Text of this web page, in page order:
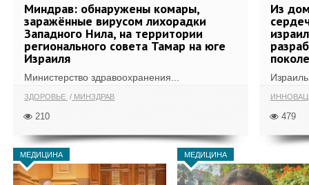
Миндрав: обнаружены комары,
заражённые вирусом лихорадки
Западного Нила, на территории
регионального совета Тамар на юге
Израиля
Министерство здравоохранения...
ЗДОРОВЬЕ МИНЗДРАВ
210
Из
Израиль
479
МЕДИЦИНА МЕДИЦИНА